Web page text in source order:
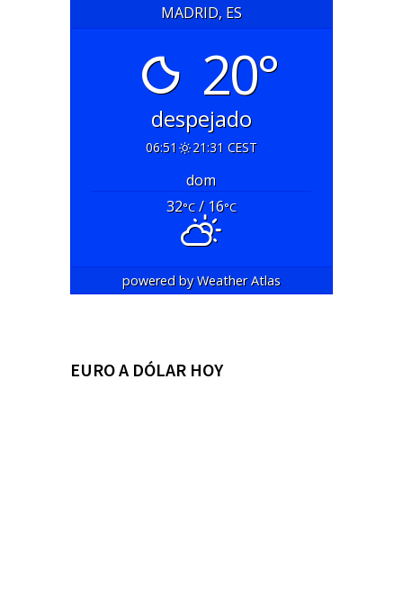
MADRID, ES
20°
despejado
06:51 21:31 CEST
dom
32°C/ 16°C
powered byWeather Atlas
EURO A DÓLAR HOY